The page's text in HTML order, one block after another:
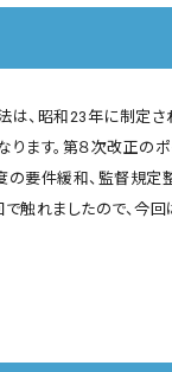
は、昭和23年に制定さ
ます。第８次改正のポ
の要件緩和、監督規定
触れましたので、今回